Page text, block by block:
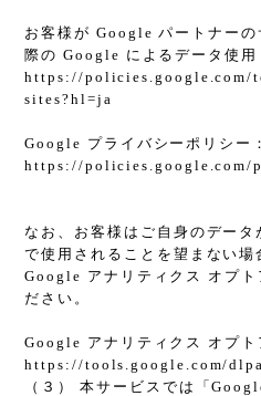
お客様が Google パートナーの
際の Google によるデータ使用
https://policies.google.com/
sites?hl=ja
Google プライバシーポリシー：
https://policies.google.com/
なお、お客様はご自身のデー
で使用されることを望まない
Google アナリティクス オプト
ださい。
Google アナリティクス オプト
https://tools.google.com/
（３） 本サービスでは「